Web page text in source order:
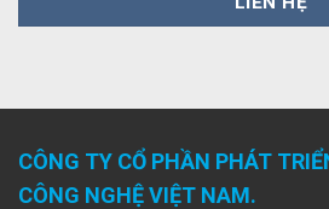
CÔNG TY CỔ PHẦN PHÁT
CÔNG NGHỆ VIỆT NAM.